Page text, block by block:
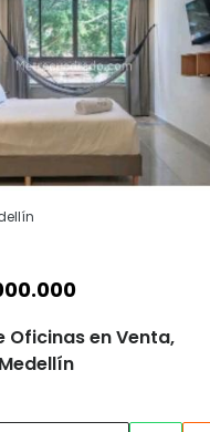
Oficinas en Venta,